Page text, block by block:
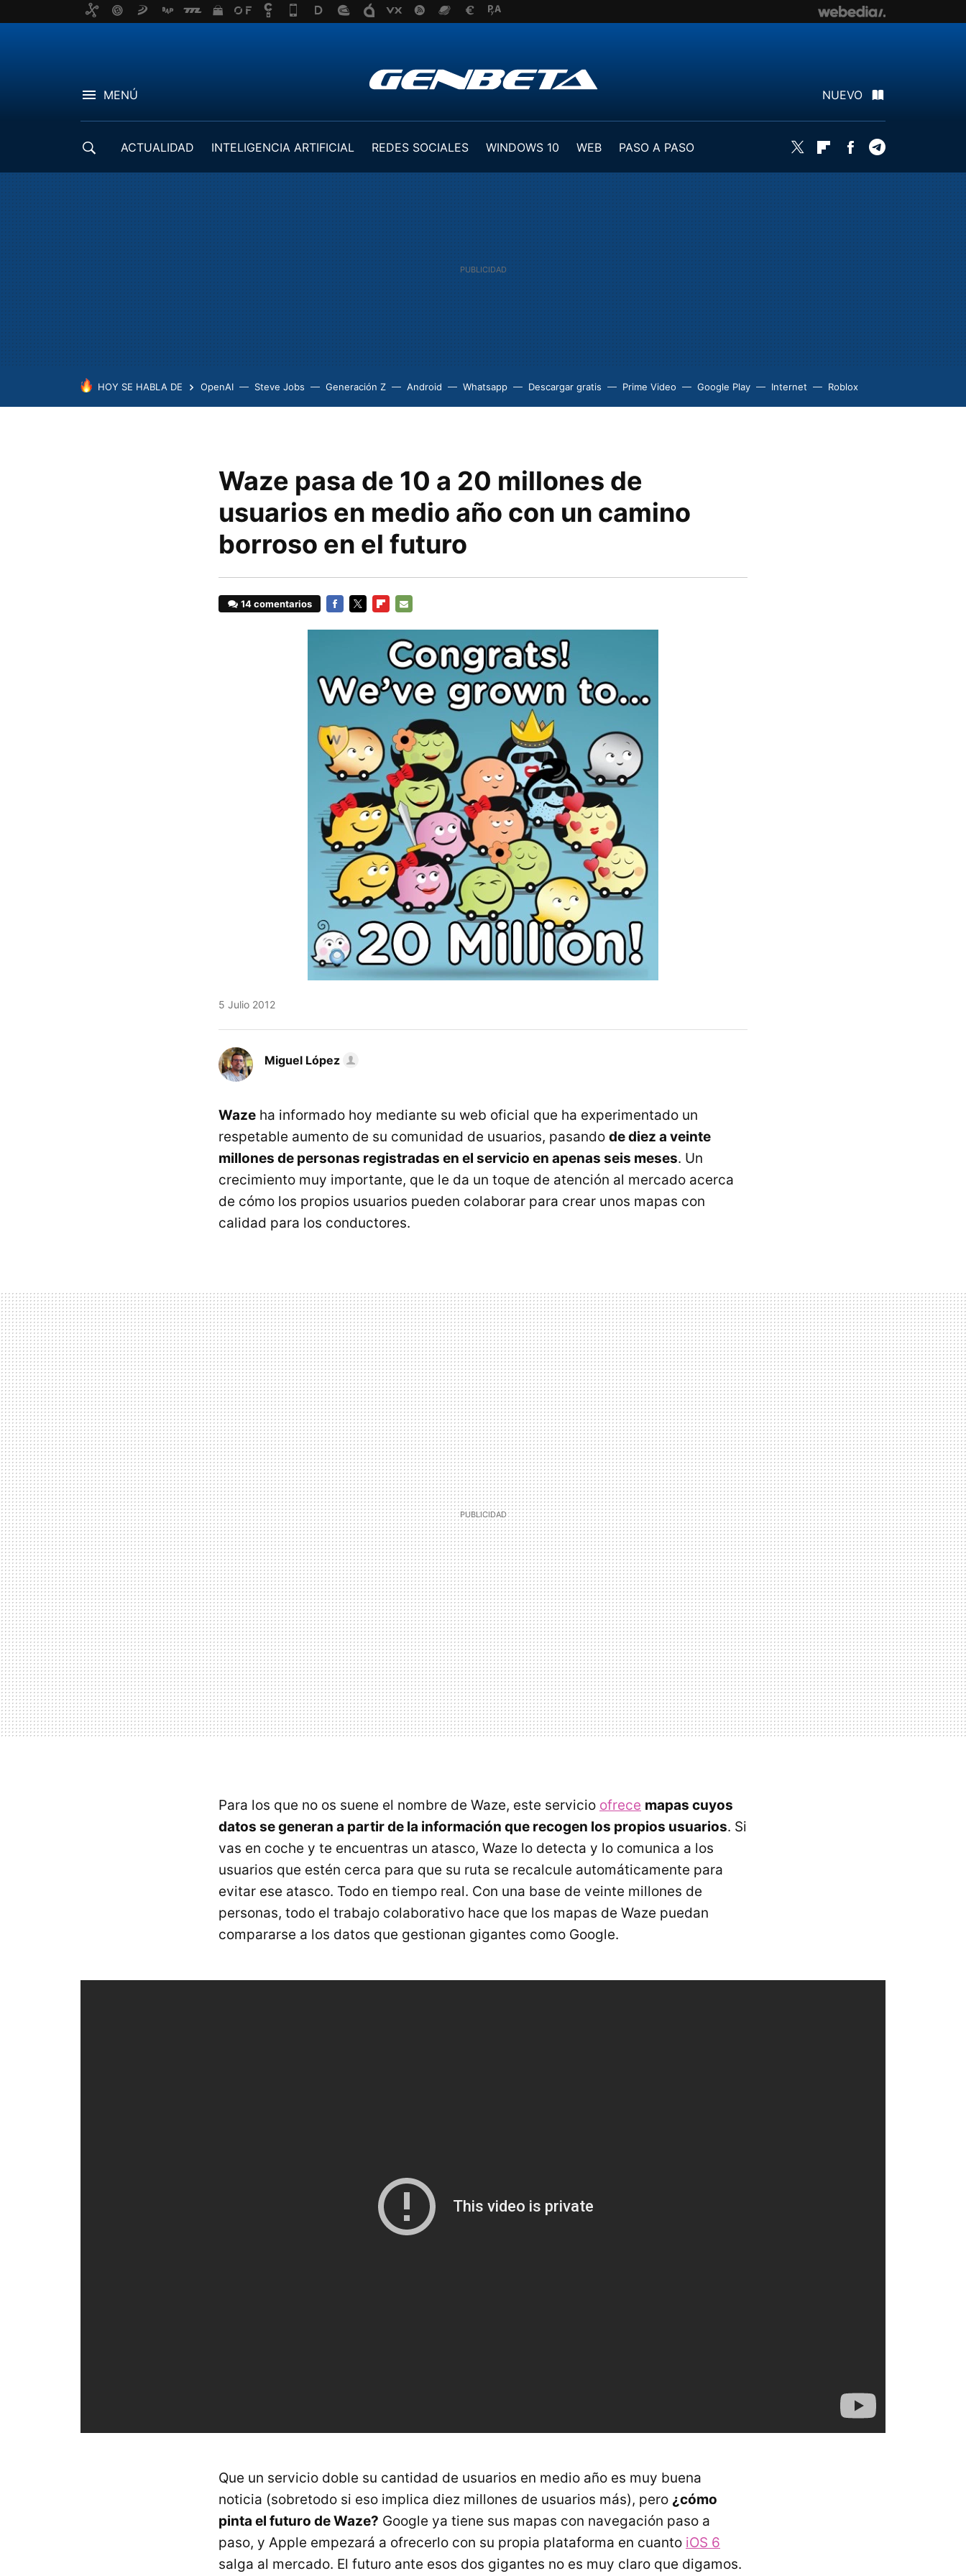
MENÚ NUEVO
ACTUALIDAD INTELIGENCIA ARTIFICIAL REDES SOCIALES WINDOWS 10 WEB
PASO A PASO
Twitter FlipboardFacebook
HOY SE HABLA DE OpenAI Steve Jobs Generación Z Android Whatsapp Descargar gratis Prime Video Google Play Internet Roblox
Waze pasa de 10 a 20 millones de
usuarios en medio año con un camino
borroso en el futuro
14 comentarios
MAIL
5 Julio 2012
Miguel López
Waze ha informado hoy mediante su web oficial que ha experimentado un
respetable aumento de su comunidad de usuarios, pasando de diez a veinte
millones de personas registradas en el servicio en apenas seis meses. Un
crecimiento muy importante, que le da un toque de atención al mercado acerca
de cómo los propios usuarios pueden colaborar para crear unos mapas con
calidad para los conductores.
Para los que no os suene el nombre de Waze, este servicio ofrece mapas cuyos
datos se generan a partir de la información que recogen los propios usuarios. Si
vas en coche y te encuentras un atasco, Waze lo detecta y lo comunica a los
usuarios que estén cerca para que su ruta se recalcule automáticamente para
evitar ese atasco. Todo en tiempo real. Con una base de veinte millones de
personas, todo el trabajo colaborativo hace que los mapas de Waze puedan
compararse a los datos que gestionan gigantes como Google.
Que un servicio doble su cantidad de usuarios en medio año es muy buena
noticia (sobretodo si eso implica diez millones de usuarios más), pero ¿cómo
pinta el futuro de Waze? Google ya tiene sus mapas con navegación paso a
paso, y Apple empezará a ofrecerlo con su propia plataforma en cuanto iOS 6
salga al mercado. El futuro ante esos dos gigantes no es muy claro que digamos.